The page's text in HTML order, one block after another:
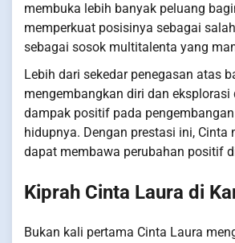
membuka lebih banyak peluang
memperkuat posisinya sebagai
sebagai sosok multitalenta yang
Lebih dari sekedar penegasan atas
mengembangkan diri dan
dampak positif pada
hidupnya. Dengan prestasi ini,
dapat membawa perubahan positif
Kiprah Cinta Laura di
Bukan kali pertama Cinta Laura